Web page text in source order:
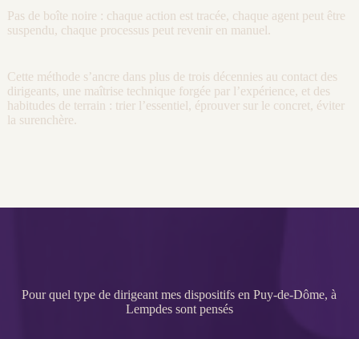
Pas de boîte noire : chaque action est tracée, chaque agent peut être
suspendu, chaque processus peut revenir en manuel.
Cette méthode s’ancre dans plus de trois décennies au contact des
dirigeants, une maîtrise technique forgée par l’expérience, et des
habitudes de terrain : trier l’essentiel, éprouver sur le concret, éviter
la surenchère.
Pour quel type de dirigeant mes dispositifs en Puy-de-Dôme, à
Lempdes sont pensés